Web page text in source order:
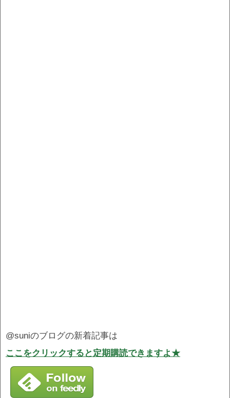
@suniのブログの新着記事は
ここをクリックすると定期購読できますよ★